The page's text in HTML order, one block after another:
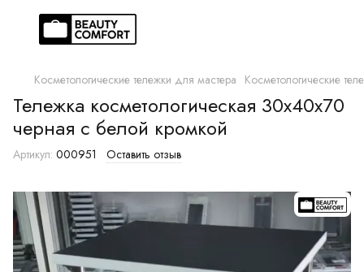
Косметологические тележки для мастера Косметологические
Тележка косметологическая 30х40х70
черная с белой кромкой
Артикул: 000951 Оставить отзыв